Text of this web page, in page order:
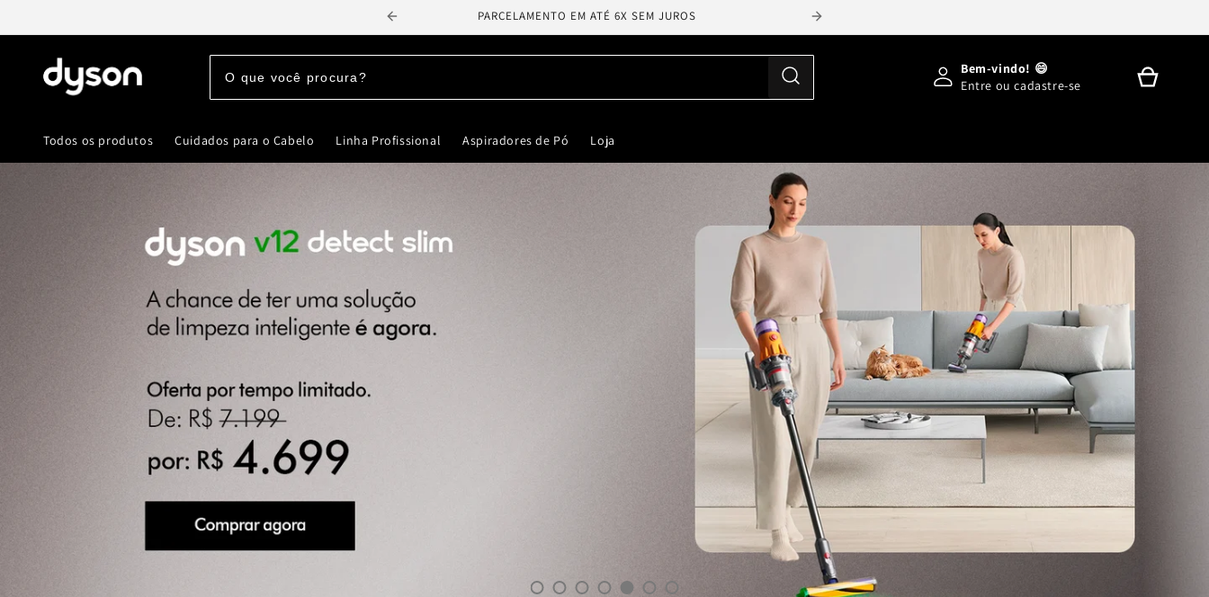
conteúdo
PARCELAMENTO EM ATÉ 6X SEM JUROS
Bem-vindo! 😄
Entre oucadastre-se
Todos os produtos Cuidados para o Cabelo Linha Profissional Aspiradores de Pó Loja
1 2 3 4 6 7